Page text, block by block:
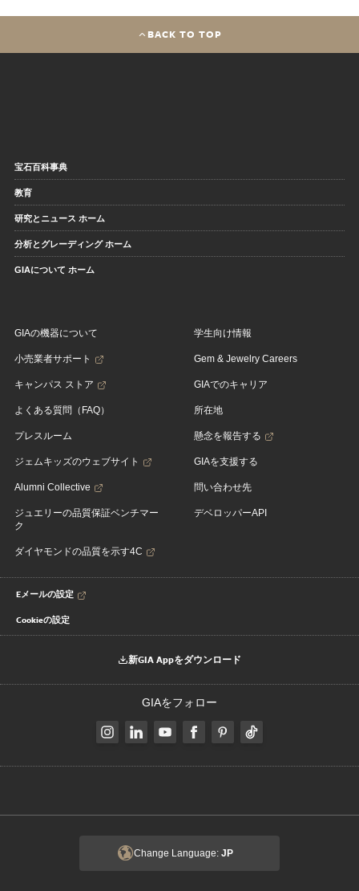
BACK TO TOP
宝石百科事典
教育
研究とニュース ホーム
分析とグレーディング ホーム
GIAについて ホーム
GIAの機器について
小売業者サポート
キャンパス ストア
よくある質問（FAQ）
プレスルーム
ジェムキッズのウェブサイト
Alumni Collective
ジュエリーの品質保証ベンチマー
ク
ダイヤモンドの品質を示す4C
学生向け情報
Gem & Jewelry Careers
GIAでのキャリア
所在地
懸念を報告する
GIAを支援する
問い合わせ先
デベロッパーAPI
Eメールの設定
Cookieの設定
新GIA Appをダウンロード
GIAをフォロー
Change Language: JP